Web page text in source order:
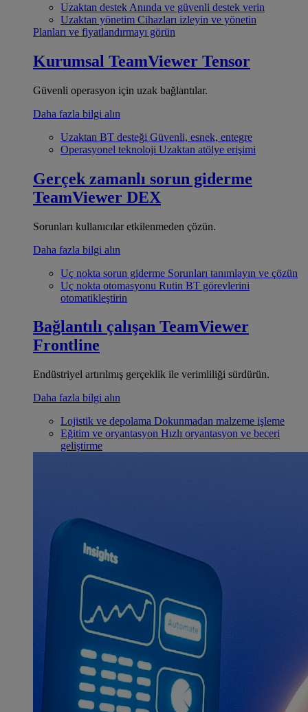
Uzaktan destek Anında ve güvenli destek verin
Uzaktan yönetim Cihazları izleyin ve yönetin
Planları ve fiyatlandırmayı görün
Kurumsal TeamViewer Tensor
Güvenli operasyon için uzak bağlantılar.
Daha fazla bilgi alın
Uzaktan BT desteği Güvenli, esnek, entegre
Operasyonel teknoloji Uzaktan atölye erişimi
Gerçek zamanlı sorun giderme
TeamViewer DEX
Sorunları kullanıcılar etkilenmeden çözün.
Daha fazla bilgi alın
Uç nokta sorun giderme Sorunları tanımlayın ve çözün
Uç nokta otomasyonu Rutin BT görevlerini
otomatikleştirin
Bağlantılı çalışan TeamViewer
Frontline
Endüstriyel artırılmış gerçeklik ile verimliliği sürdürün.
Daha fazla bilgi alın
Lojistik ve depolama Dokunmadan malzeme işleme
Eğitim ve oryantasyon Hızlı oryantasyon ve beceri
geliştirme